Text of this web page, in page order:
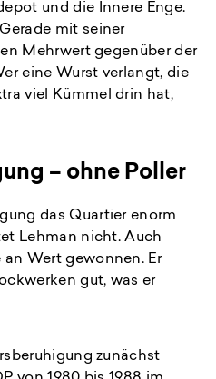
und die Innere Enge.
mit seiner
Mehrwert gegenüber der
eine Wurst verlangt, die
viel Kümmel drin hat,
– ohne Poller
das Quartier enorm
Lehman nicht. Auch
Wert gewonnen. Er
gut, was er
zunächst